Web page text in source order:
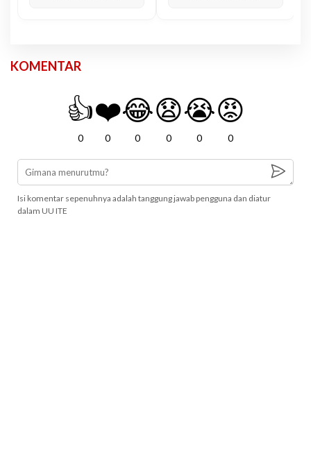
KOMENTAR
👍
0
❤️
0
😂
0
😧
0
😭
0
😡
0
Isi komentar sepenuhnya adalah tanggung jawab pengguna dan diatur
dalam UU ITE